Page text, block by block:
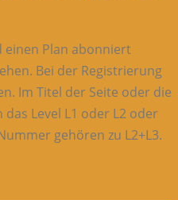
einen Plan abonniert
Bei der Registrierung
Im Titel der Seite oder die
Level L1 oder L2 oder
gehören zu L2+L3.